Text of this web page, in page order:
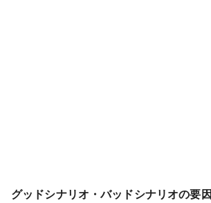
グッドシナリオ・バッドシナリオの要因